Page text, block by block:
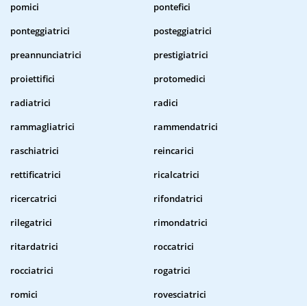
pomici
pontefici
ponteggiatrici
posteggiatrici
preannunciatrici
prestigiatrici
proiettifici
protomedici
radiatrici
radici
rammagliatrici
rammendatrici
raschiatrici
reincarici
rettificatrici
ricalcatrici
ricercatrici
rifondatrici
rilegatrici
rimondatrici
ritardatrici
roccatrici
rocciatrici
rogatrici
romici
rovesciatrici